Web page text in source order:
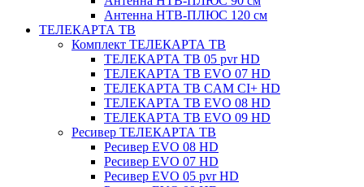
Антенна НТВ-ПЛЮС 120 см
ТЕЛЕКАРТА ТВ
Комплект ТЕЛЕКАРТА ТВ
ТЕЛЕКАРТА ТВ 05 pvr HD
ТЕЛЕКАРТА ТВ EVO 07 HD
ТЕЛЕКАРТА ТВ CAM CI+ HD
ТЕЛЕКАРТА ТВ EVO 08 HD
ТЕЛЕКАРТА ТВ EVO 09 HD
Ресивер ТЕЛЕКАРТА ТВ
Ресивер EVO 08 HD
Ресивер EVO 07 HD
Ресивер EVO 05 pvr HD